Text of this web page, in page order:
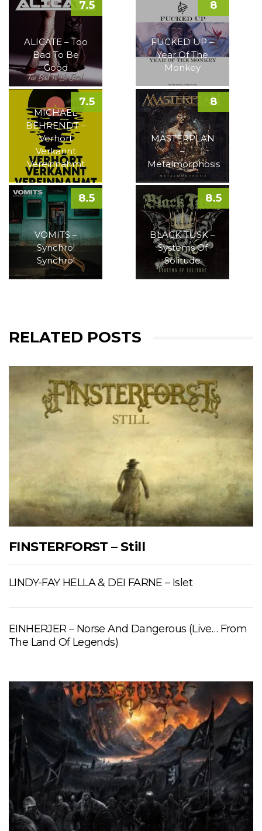
ALICATE – Too
Bad To Be
Good
7.5
FUCKED UP –
Year Of The
Monkey
8
MICHAEL
BEHRENDT –
Verhört
Verkannt
Vereinnahmt
7.5
MASTERPLAN
–
Metalmorphosis
8
VOMITS –
Synchro!
Synchro!
8.5
BLACK TUSK –
Systems Of
Solitude
8.5
RELATED POSTS
FINSTERFORST – Still
LINDY-FAY HELLA & DEI FARNE – Islet
EINHERJER – Norse And Dangerous (Live… From
The Land Of Legends)